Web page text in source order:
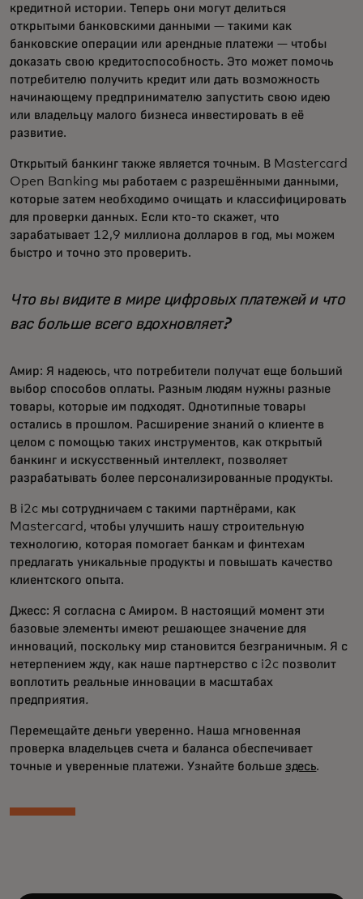
кредитной истории. Теперь они могут делиться
открытыми банковскими данными — такими как
банковские операции или арендные платежи — чтобы
доказать свою кредитоспособность. Это может помочь
потребителю получить кредит или дать возможность
начинающему предпринимателю запустить свою идею
или владельцу малого бизнеса инвестировать в её
развитие.
Открытый банкинг также является точным. В Mastercard
Open Banking мы работаем с разрешёнными данными,
которые затем необходимо очищать и классифицировать
для проверки данных. Если кто-то скажет, что
зарабатывает 12,9 миллиона долларов в год, мы можем
быстро и точно это проверить.
Что вы видите в мире цифровых платежей и что
вас больше всего вдохновляет?
Амир: Я надеюсь, что потребители получат еще больший
выбор способов оплаты. Разным людям нужны разные
товары, которые им подходят. Однотипные товары
остались в прошлом. Расширение знаний о клиенте в
целом с помощью таких инструментов, как открытый
банкинг и искусственный интеллект, позволяет
разрабатывать более персонализированные продукты.
В i2c мы сотрудничаем с такими партнёрами, как
Mastercard, чтобы улучшить нашу строительную
технологию, которая помогает банкам и финтехам
предлагать уникальные продукты и повышать качество
клиентского опыта.
Джесс: Я согласна с Амиром. В настоящий момент эти
базовые элементы имеют решающее значение для
инноваций, поскольку мир становится безграничным. Я с
нетерпением жду, как наше партнерство с i2c позволит
воплотить реальные инновации в масштабах
предприятия.
Перемещайте деньги уверенно. Наша мгновенная
проверка владельцев счета и баланса обеспечивает
точные и уверенные платежи. Узнайте больше здесь.